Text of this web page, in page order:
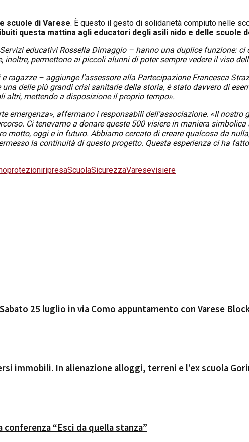
scuole di Varese. È questo il gesto di solidarietà compiuto nelle
questa mattina agli educatori degli asili nido e delle scuole
educativi Rossella Dimaggio – hanno una duplice funzione:
permettono ai piccoli alunni di poter sempre vedere il viso
ragazze – aggiunge l’assessore alla Partecipazione Francesca
delle più grandi crisi sanitarie della storia, è stato davvero di
altri, mettendo a disposizione il proprio tempo».
emergenza», affermano i responsabili dell’associazione. «Il
Ci tenevamo a donare queste 500 visiere in maniera
motto, oggi e in futuro. Abbiamo cercato di creare qualcosa da
la continuità di questo progetto. Questa esperienza ci ha
protezioniripresaScuolaSicurezzaVaresevisiere
25 luglio in via Como appuntamento con Varese
immobili. In alienazione alloggi, terreni e l’ex scuola
“Esci da quella stanza”